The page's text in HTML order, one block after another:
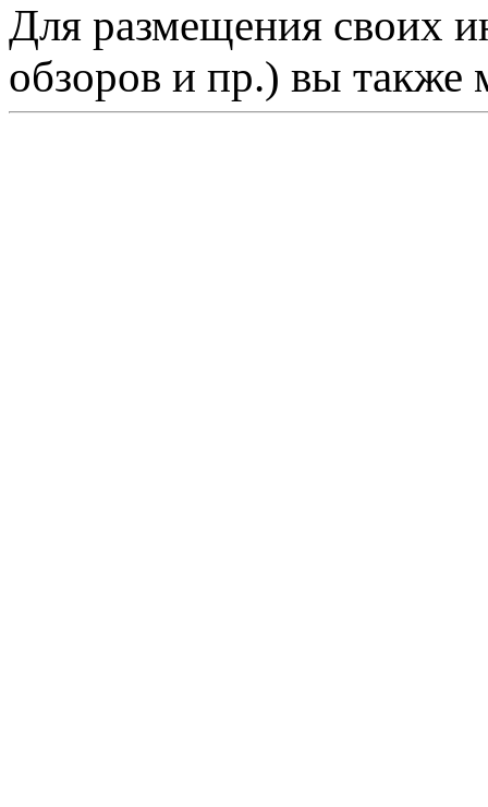
Для размещения своих
обзоров и пр.) вы также